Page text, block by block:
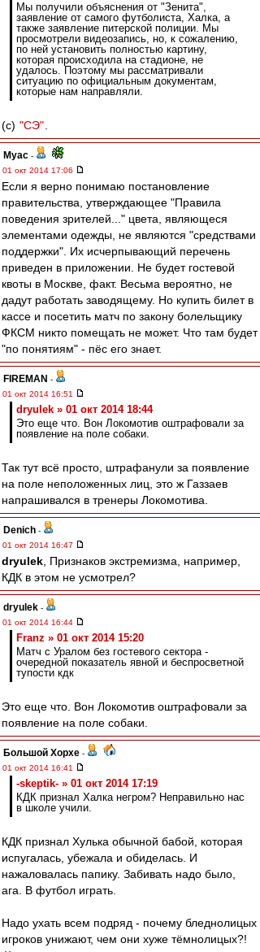
Мы получили объяснения от "Зенита",
заявление от самого футболиста, Халка, а
также заявление питерской полиции. Мы
просмотрели видеозапись, но, к сожалению,
по ней установить полностью картину,
которая происходила на стадионе, не
удалось. Поэтому мы рассматривали
ситуацию по официальным документам,
которые нам направляли.
(c) "СЭ"
Myac -
01 окт 2014 17:06
Если я верно понимаю постановление
правительства, утверждающее "Правила
поведения зрителей..." цвета, являющеся
элементами одежды, не являются "средствами
поддержки". Их исчерпывающий перечень
приведен в приложении. Не будет гостевой
квоты в Москве, факт. Весьма вероятно, не
дадут работать заводящему. Но купить билет в
кассе и посетить матч по закону болельщику
ФКСМ никто помещать не может. Что там будет
"по понятиям" - пёс его знает.
FIREMAN -
01 окт 2014 16:51
dryulek » 01 окт 2014 18:44
Это еще что. Вон Локомотив оштрафовали за
появление на поле собаки.
Так тут всё просто, штрафанули за появление
на поле неположенных лиц, это ж Газзаев
напрашивался в тренеры Локомотива.
Denich -
01 окт 2014 16:47
dryulek , Признаков экстремизма, например,
КДК в этом не усмотрел?
dryulek -
01 окт 2014 16:44
Franz » 01 окт 2014 15:20
Матч с Уралом без гостевого сектора -
очередной показатель явной и беспросветной
тупости кдк
Это еще что. Вон Локомотив оштрафовали за
появление на поле собаки.
Большой Хорхе -
01 окт 2014 16:41
-skeptik- » 01 окт 2014 17:19
КДК признал Халка негром? Неправильно нас
в школе учили.
КДК признал Хулька обычной бабой, которая
испугалась, убежала и обиделась. И
нажаловалась папику. Забивать надо было,
ага. В футбол играть.
Надо ухать всем подряд - почему бледнолицых
игроков унижают, чем они хуже тёмнолицых?!